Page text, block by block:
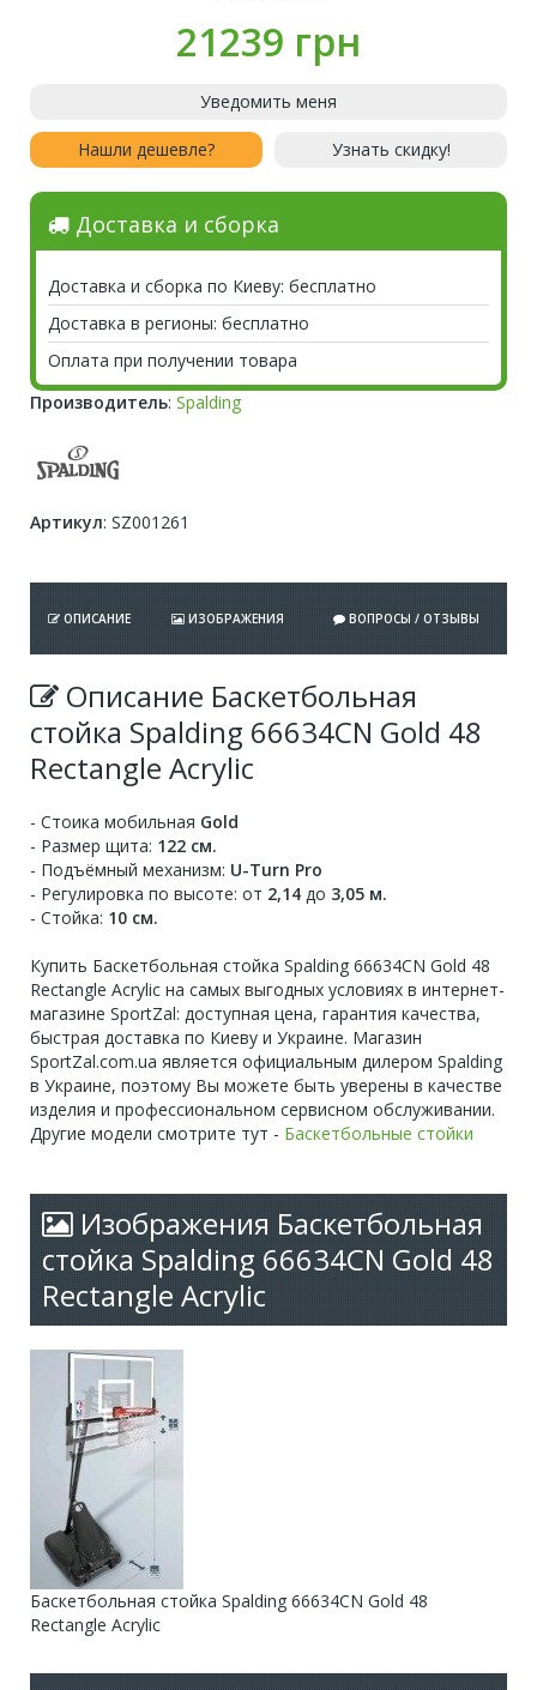
21239 грн
Уведомить меня
Нашли дешевле? Узнать скидку!
Доставка и сборка
Доставка и сборка по Киеву: бесплатно
Доставка в регионы: бесплатно
Оплата при получении товара
Производитель: Spalding
Артикул: SZ001261
ОПИСАНИЕ ИЗОБРАЖЕНИЯ ВОПРОСЫ / ОТЗЫВЫ
Описание Баскетбольная
стойка Spalding 66634CN Gold 48
Rectangle Acrylic
- Стоика мобильная Gold
- Размер щита: 122 см.
- Подъёмный механизм: U-Turn Pro
- Регулировка по высоте: от 2,14 до 3,05 м.
- Стойка: 10 см.
Купить Баскетбольная стойка Spalding 66634CN Gold 48
Rectangle Acrylic на самых выгодных условиях в интернет-
магазине SportZal: доступная цена, гарантия качества,
быстрая доставка по Киеву и Украине. Магазин
SportZal.com.ua является официальным дилером Spalding
в Украине, поэтому Вы можете быть уверены в качестве
изделия и профессиональном сервисном обслуживании.
Другие модели смотрите тут - Баскетбольные стойки
Изображения Баскетбольная
стойка Spalding 66634CN Gold 48
Rectangle Acrylic
Баскетбольная стойка Spalding 66634CN Gold 48
Rectangle Acrylic